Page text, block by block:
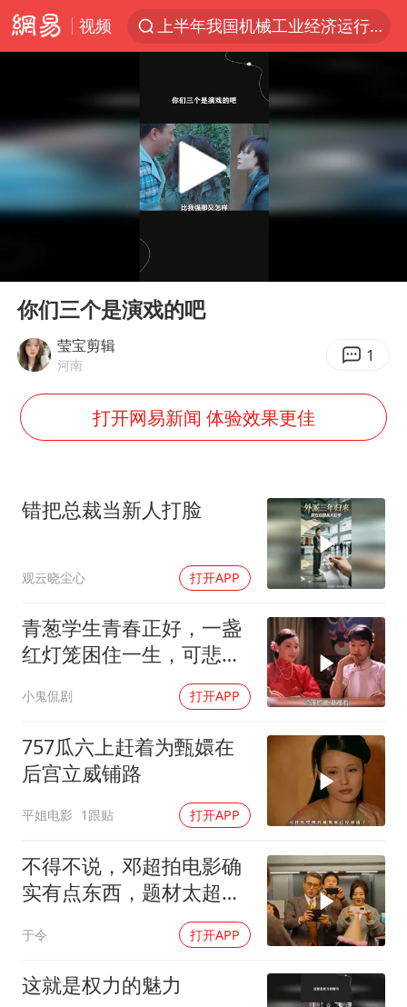
视频
上半年我国机械工业经济运行稳中有进
实测秋天第一杯奶茶
四川宜宾市高县发生4.9级地震
泰国校园枪击案死亡人数升至7人
汪峰阻止14岁女儿买大牌
李云泽严重违纪违法
王力宏演唱会黄牛带观众藏匿被查获
陕西省委书记赶赴柞水县杏坪镇
女孩摆摊卖菌子时收到北大通知书
改名后的“青海拉面”店
东方之约 相约未来
Play
你们三个是演戏的吧
莹宝剪辑
河南 1
打开网易新闻 体验效果更佳
错把总裁当新人打脸
观云晓尘心 打开APP
青葱学生青春正好，一盏
红灯笼困住一生，可悲疯
小鬼侃剧 打开APP
757瓜六上赶着为甄嬛在
后宫立威铺路
平姐电影 1跟贴 打开APP
不得不说，邓超拍电影确
实有点东西，题材太超前
于令 打开APP
这就是权力的魅力